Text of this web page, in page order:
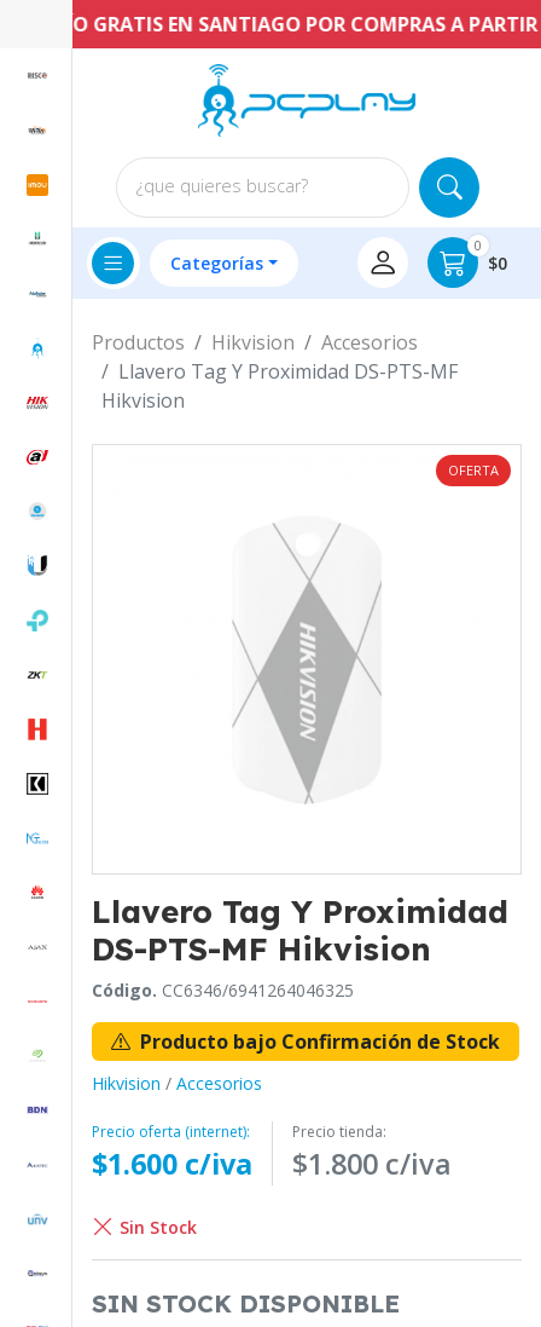
ENVÍO GRATIS EN SANTIAGO POR COMPRAS A PARTIR
¿que quieres buscar?
Categorías
0
$0
Productos Hikvision
Accesorios
Llavero Tag Y Proximidad DS-PTS-MF
Hikvision
OFERTA
Llavero Tag Y Proximidad
DS-PTS-MF Hikvision
Código. CC6346/6941264046325
Producto bajo Confirmación de Stock
Hikvision / Accesorios
Precio oferta (internet):
$1.600 c/iva
Precio tienda:
$1.800 c/iva
Sin Stock
SIN STOCK DISPONIBLE